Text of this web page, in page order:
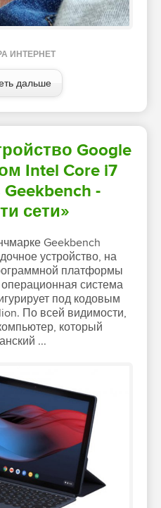
ИНТЕРНЕТ
дальше
Google
Intel Core i7
-
сети»
Geekbench
устройство, на
платформы
операционная система
под кодовым
По всей видимости,
который
...